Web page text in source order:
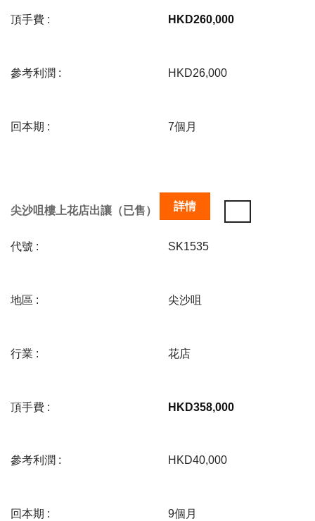
頂手費 : HKD260,000
參考利潤 : HKD26,000
回本期 : 7個月
尖沙咀樓上花店出讓（已售） 詳情
代號 : SK1535
地區 : 尖沙咀
行業 : 花店
頂手費 : HKD358,000
參考利潤 : HKD40,000
回本期 : 9個月